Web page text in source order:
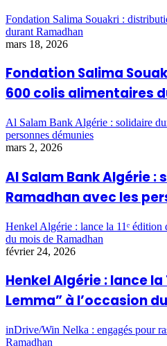
Fondation Salima Souakri :
durant Ramadhan
mars 18, 2026
Fondation Salima
600 colis alimentaires
Al Salam Bank Algérie : solidaire
personnes démunies
mars 2, 2026
Al Salam Bank Algérie :
Ramadhan avec les
Henkel Algérie : lance la 11ᵉ édition
du mois de Ramadhan
février 24, 2026
Henkel Algérie : lance la
Lemma” à l’occasion
inDrive/Win Nelka : engagés pour
Ramadhan